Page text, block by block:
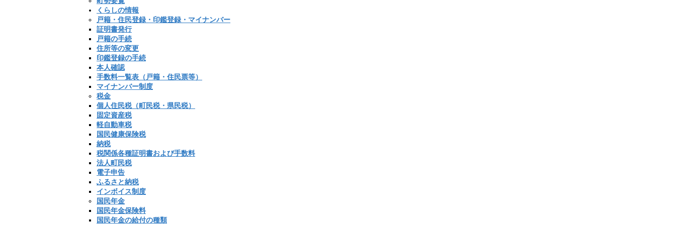
くらしの情報
戸籍・住民登録・印鑑登録・マイナンバー
証明書発行
戸籍の手続
住所等の変更
印鑑登録の手続
本人確認
手数料一覧表（戸籍・住民票等）
マイナンバー制度
税金
個人住民税（町民税・県民税）
固定資産税
軽自動車税
国民健康保険税
納税
税関係各種証明書および手数料
法人町民税
電子申告
ふるさと納税
インボイス制度
国民年金
国民年金保険料
国民年金の給付の種類